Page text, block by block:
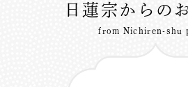
日蓮宗からの
from Nichiren-shu